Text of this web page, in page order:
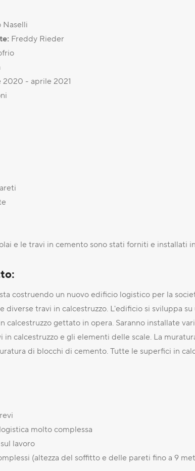
Naselli
Freddy Rieder
2020 - aprile 2021
e le travi in cemento sono stati forniti e installati
costruendo un nuovo edificio logistico per la
diverse travi in calcestruzzo. L'edificio si sviluppa
calcestruzzo gettato in opera. Saranno installate
in calcestruzzo e gli elementi delle scale. La
di blocchi di cemento. Tutte le superfici in
molto complessa
lavoro
(altezza del soffitto e delle pareti fino a 9